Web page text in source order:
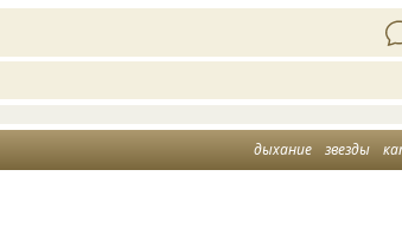
дыхание звезды